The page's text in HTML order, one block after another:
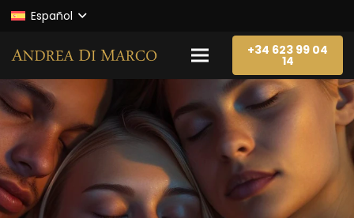
Español
+34 623 99 04
14